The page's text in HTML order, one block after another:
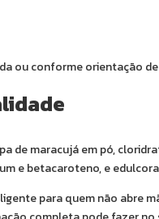
ou conforme orientação
de maracujá em pó,
e betacaroteno, e
para quem não abre